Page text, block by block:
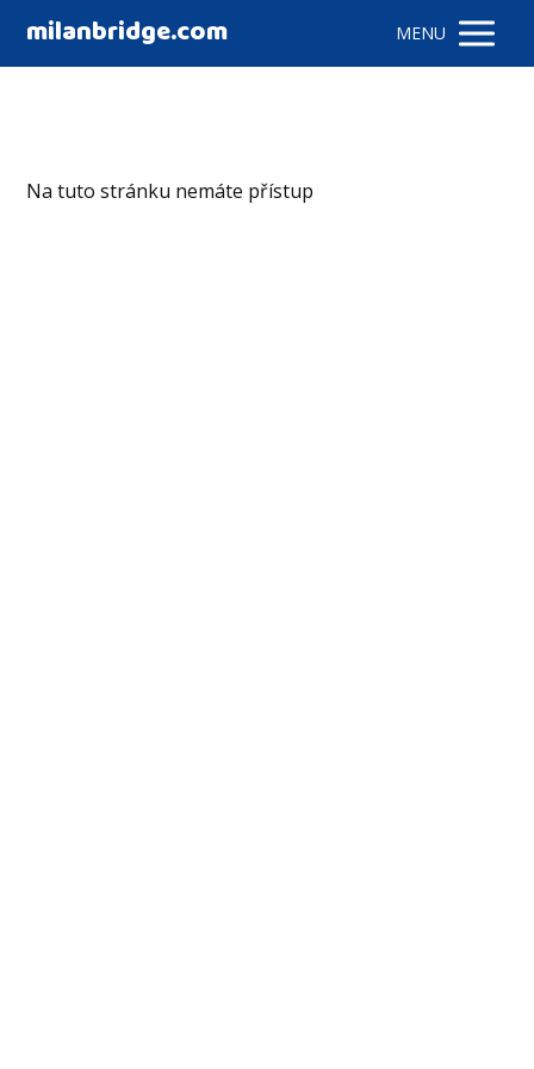
milanbridge.com MENU
Na tuto stránku nemáte přístup